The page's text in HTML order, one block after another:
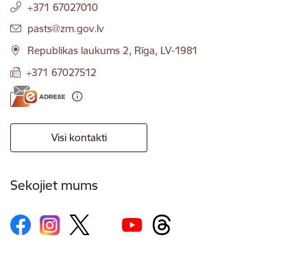
+371 67027010
E-pasts:
pasts@zm.gov.lv
Republikas laukums 2, Rīga, LV-1981
+371 67027512
Visi kontakti
Sekojiet mums